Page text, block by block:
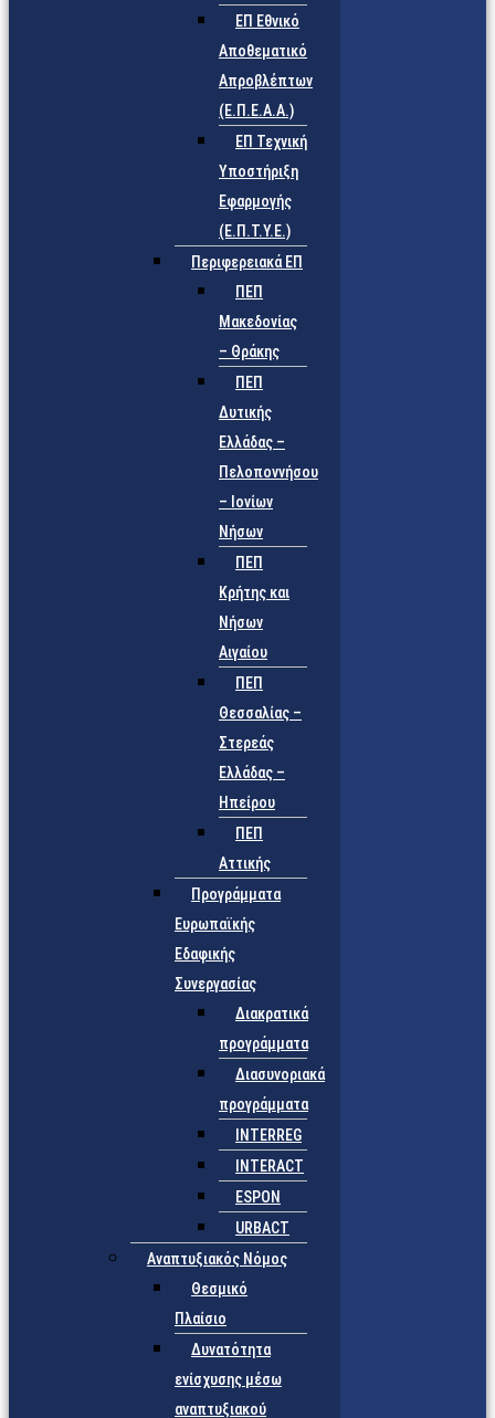
ΕΠ Εθνικό
Αποθεματικό
Απροβλέπτων
(Ε.Π.Ε.Α.Α.)
ΕΠ Τεχνική
Υποστήριξη
Εφαρμογής
(Ε.Π.Τ.Υ.Ε.)
Περιφερειακά ΕΠ
ΠΕΠ
Μακεδονίας
– Θράκης
ΠΕΠ
Δυτικής
Ελλάδας –
Πελοποννήσου
– Ιονίων
Νήσων
ΠΕΠ
Κρήτης και
Νήσων
Αιγαίου
ΠΕΠ
Θεσσαλίας –
Στερεάς
Ελλάδας –
Ηπείρου
ΠΕΠ
Αττικής
Προγράμματα
Ευρωπαϊκής
Εδαφικής
Συνεργασίας
Διακρατικά
προγράμματα
Διασυνοριακά
προγράμματα
INTERREG
INTERACT
ESPON
URBACT
Αναπτυξιακός Νόμος
Θεσμικό
Πλαίσιο
Δυνατότητα
ενίσχυσης μέσω
αναπτυξιακού